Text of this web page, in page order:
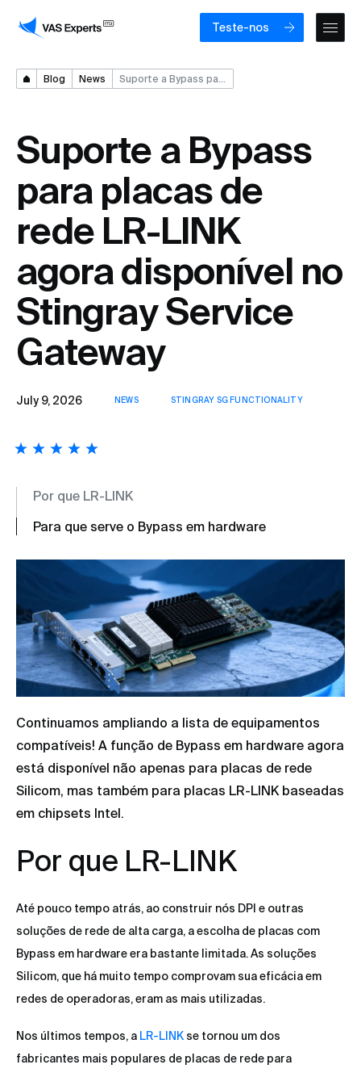
Teste-nos
Blog News
Suporte a Bypass
para placas de
rede LR-LINK
agora disponível no
Stingray Service
Gateway
July 9, 2026 NEWS STINGRAY SG FUNCTIONALITY
Continuamos ampliando a lista de equipamentos
compatíveis! A função de Bypass em hardware agora
está disponível não apenas para placas de rede
Silicom, mas também para placas LR-LINK baseadas
em chipsets Intel.
Por que LR-LINK
Até pouco tempo atrás, ao construir nós DPI e outras
soluções de rede de alta carga, a escolha de placas com
Bypass em hardware era bastante limitada. As soluções
Silicom, que há muito tempo comprovam sua eficácia em
redes de operadoras, eram as mais utilizadas.
Nos últimos tempos, a LR-LINK se tornou um dos
fabricantes mais populares de placas de rede para
Por que LR-LINK
Para que serve o Bypass em hardware